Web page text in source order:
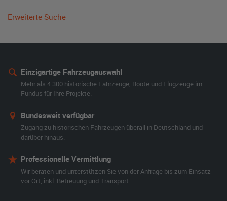
Erweiterte Suche
Einzigartige Fahrzeugauswahl
Mehr als 4.300 historische Fahrzeuge, Boote und Flugzeuge im
Fundus für Ihre Projekte.
Bundesweit verfügbar
Zugang zu historischen Fahrzeugen überall in Deutschland und
darüber hinaus.
Professionelle Vermittlung
Wir beraten und unterstützen Sie von der Anfrage bis zum Einsatz
vor Ort, inkl. Betreuung und Transport.